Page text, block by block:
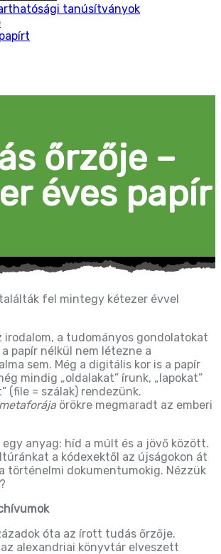
tanúsítványok
őrzője –
éves papír
fel mintegy kétezer évvel
a tudományos gondolatokat
papír nélkül nem létezne a
sem. Még a digitális kor is a papír
mindig „oldalakat” írunk, „lapokat”
(file = szálak) rendezünk.
metaforája örökre megmaradt az emberi
anyag: híd a múlt és a jövő között.
a kódexektől az újságokon át
történelmi dokumentumokig. Nézzük
óta az írott tudás őrzője.
alexandriai könyvtár elveszett